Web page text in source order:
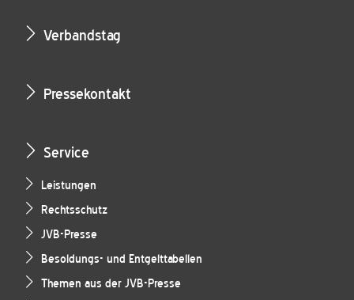
Verbandstag
Pressekontakt
Service
Leistungen
Rechtsschutz
JVB-Presse
Besoldungs- und Entgelttabellen
Themen aus der JVB-Presse